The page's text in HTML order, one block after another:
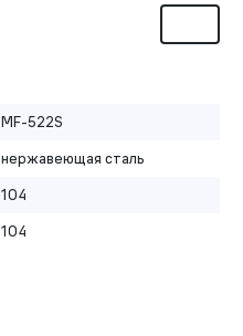
MF-522S
нержавеющая сталь
104
104